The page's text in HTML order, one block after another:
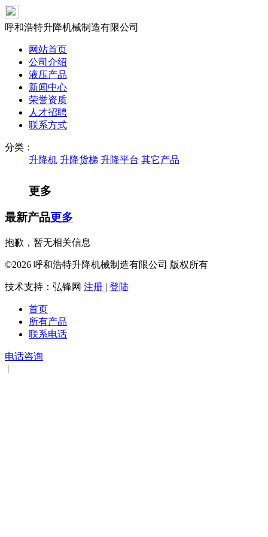
呼和浩特升降机械制造有限公司
网站首页
公司介绍
液压产品
新闻中心
荣誉资质
人才招聘
联系方式
分类：
升降机 升降货梯 升降平台 其它产品
更多
最新产品更多
抱歉，暂无相关信息
©2026 呼和浩特升降机械制造有限公司 版权所有
技术支持：弘锋网 注册 | 登陆
首页
所有产品
联系电话
电话咨询
|